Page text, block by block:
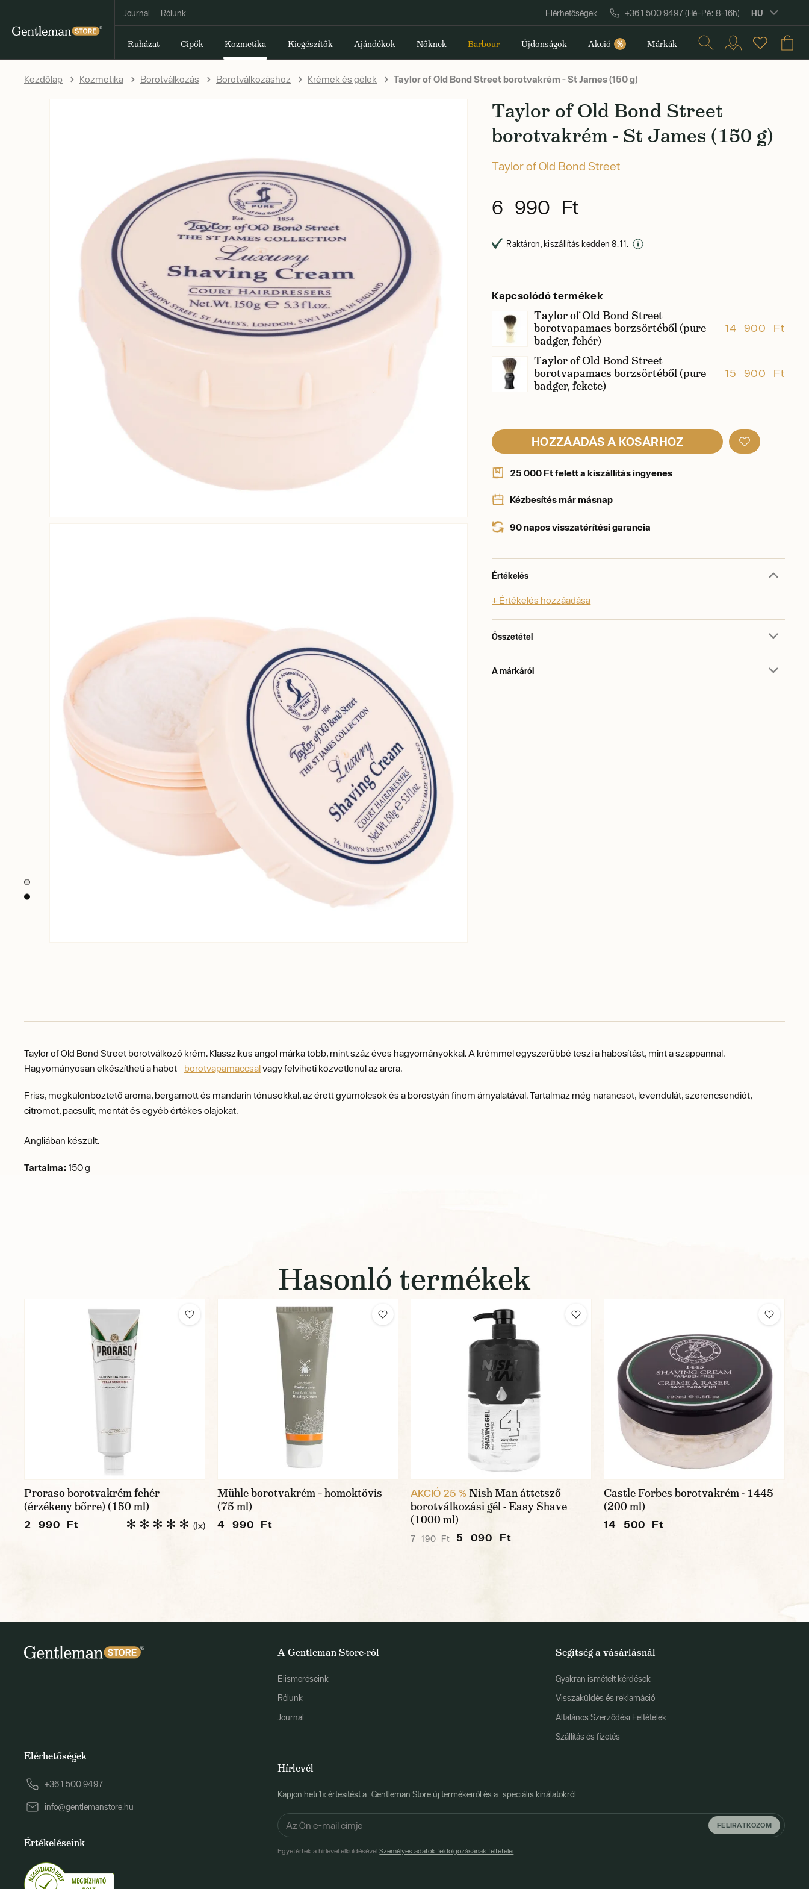
Journal Rólunk Elérhetőségek +36 1 500 9497 (Hé–Pé: 8–16h) HU
Ruházat Cipők Kozmetika Kiegészítők Ajándékok Nőknek Barbour Újdonságok Akció % Márkák
Kezdőlap Kozmetika Borotválkozás Borotválkozáshoz Krémek és gélek Taylor of Old Bond Street borotvakrém - St James (150 g)
Taylor of Old Bond Street
borotvakrém - St James (150 g)
Taylor of Old Bond Street
6 990 Ft
Raktáron, kiszállítás kedden 8. 11.
Kapcsolódó termékek
Taylor of Old Bond Street
borotvapamacs borzsörtéből (pure
badger, fehér)
14 900 Ft
Taylor of Old Bond Street
borotvapamacs borzsörtéből (pure
badger, fekete)
15 900 Ft
HOZZÁADÁS A KOSÁRHOZ
25 000 Ft felett a kiszállítás ingyenes
Kézbesítés már másnap
90 napos visszatérítési garancia
Értékelés
+ Értékelés hozzáadása
Összetétel
A márkáról
Taylor of Old Bond Street borotválkozó krém. Klasszikus angol márka több, mint száz éves hagyományokkal.A krémmel egyszerűbbé teszi a habosítást, mint a szappannal.
Hagyományosan elkészítheti a habot borotvapamaccsalvagy felviheti közvetlenül az arcra.
Friss, megkülönböztető aroma, bergamott és mandarin tónusokkal, az érett gyümölcsök és a borostyán finom árnyalatával.Tartalmaz még narancsot, levendulát, szerencsendiót,
citromot, pacsulit, mentát és egyéb értékes olajokat.
Angliában készült.
Tartalma: 150 g
Hasonló termékek
Proraso borotvakrém fehér
(érzékeny bőrre) (150 ml)
2 990 Ft (1x)
Mühle borotvakrém – homoktövis
(75 ml)
4 990 Ft
AKCIÓ 25 %Nish Man áttetsző
borotválkozási gél - Easy Shave
(1000 ml)
7 190 Ft 5 090 Ft
Castle Forbes borotvakrém - 1445
(200 ml)
14 500 Ft
A Gentleman Store-ról
Elismeréseink
Rólunk
Journal
Segítség a vásárlásnál
Gyakran ismételt kérdések
Visszaküldés és reklamáció
Általános Szerződési Feltételek
Szállítás és fizetés
Hírlevél
Kapjon heti 1x értesítést a Gentleman Store új termékeiről és a speciális kínálatokról
FELIRATKOZOM
Egyetértek a hírlevél elküldésévelSzemélyes adatok feldolgozásának feltételei
Elérhetőségek
+36 1 500 9497
info@gentlemanstore.hu
Értékeléseink